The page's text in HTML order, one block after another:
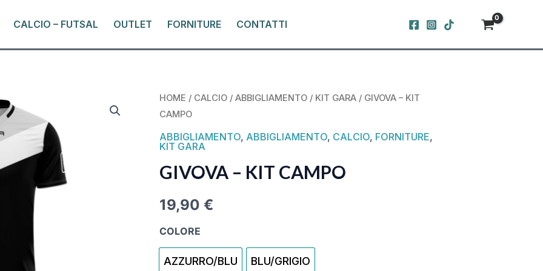
CALCIO – FUTSAL OUTLET FORNITURE CONTATTI
HOME / CALCIO /ABBIGLIAMENTO / KIT GARA / GIVOVA – KIT
CAMPO
ABBIGLIAMENTO, ABBIGLIAMENTO, CALCIO, FORNITURE,
KIT GARA
GIVOVA – KIT CAMPO
19,90 €
COLORE
AZZURRO/BLU BLU/GRIGIO
GIVOVA
-
KIT
CAMPO
QUANTITY